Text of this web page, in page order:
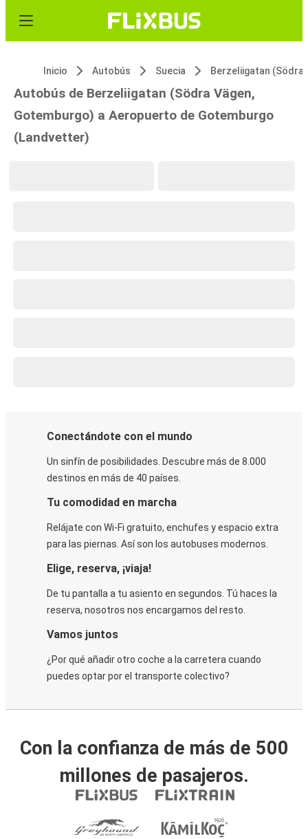
Inicio Autobús Suecia
Autobús de Berzeliigatan (Södra Vägen,
Gotemburgo) a Aeropuerto de Gotemburgo
(Landvetter)
Conectándote con el mundo
Un sinfín de posibilidades. Descubre más de 8.000
destinos en más de 40 países.
Tu comodidad en marcha
Relájate con Wi-Fi gratuito, enchufes y espacio extra
para las piernas. Así son los autobuses modernos.
Elige, reserva, ¡viaja!
De tu pantalla a tu asiento en segundos. Tú haces la
reserva, nosotros nos encargamos del resto.
Vamos juntos
¿Por qué añadir otro coche a la carretera cuando
puedes optar por el transporte colectivo?
Con la confianza de más de 500
millones de pasajeros.